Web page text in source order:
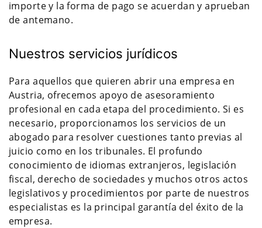
importe y la forma de pago se acuerdan y aprueban
de antemano.
Nuestros servicios jurídicos
Para aquellos que quieren abrir una empresa en
Austria, ofrecemos apoyo de asesoramiento
profesional en cada etapa del procedimiento. Si es
necesario, proporcionamos los servicios de un
abogado para resolver cuestiones tanto previas al
juicio como en los tribunales. El profundo
conocimiento de idiomas extranjeros, legislación
fiscal, derecho de sociedades y muchos otros actos
legislativos y procedimientos por parte de nuestros
especialistas es la principal garantía del éxito de la
empresa.